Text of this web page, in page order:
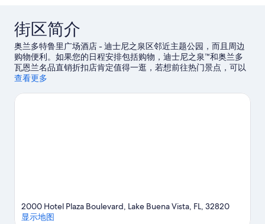
街区简介
奥兰多特鲁里广场酒店 - 迪士尼之泉区邻近主题公园，而且周边
购物便利。如果您的日程安排包括购物，迪士尼之泉™和奥兰多
瓦恩兰名品直销折扣店肯定值得一逛，若想前往热门景点，可以
参观Epcot® 艾波卡特主题乐园和迪斯尼好莱坞影城。阿奎帝卡
习您的挥杆技巧，或者尽情体验该地区的其他活动，如生态旅
查看更多
2000 Hotel Plaza Boulevard, Lake Buena Vista, FL, 32820
显示地图